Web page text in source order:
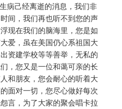
己经离逝的消息，我们非
间，我们再也听不到您的声
现在我们的脑海里，您是如
爱，虽在美国仍心系祖国大
资建学校等等善举，无私的
，您又是一位和蔼可亲的长
和朋友，您会耐心的听着大
面对一切，您尽心做好每次
言，为了大家的聚会唱卡拉